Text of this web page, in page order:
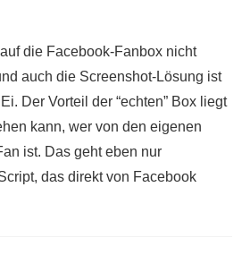
die Facebook-Fanbox nicht
auch die Screenshot-Lösung ist
Der Vorteil der “echten” Box liegt
kann, wer von den eigenen
ist. Das geht eben nur
das direkt von Facebook